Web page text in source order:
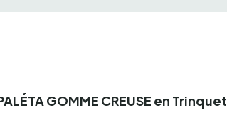
GOMME CREUSE en Trinquet